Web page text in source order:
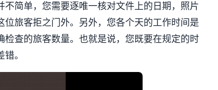
简单，您需要逐唯一核对文件上的日期，照片
旅客拒之门外。另外，您各个天的工作时间是
查的旅客数量。也就是说，您既要在规定的时
。